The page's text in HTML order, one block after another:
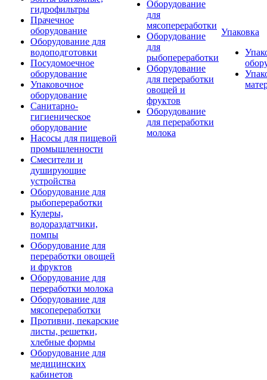
гидрофильтры
Прачечное
оборудование
Оборудование для
водоподготовки
Посудомоечное
оборудование
Упаковочное
оборудование
Санитарно-
гигиеническое
оборудование
Насосы для пищевой
промышленности
Смесители и
душирующие
устройства
Оборудование для
рыбопереработки
Кулеры,
водораздатчики,
помпы
Оборудование для
переработки овощей
и фруктов
Оборудование для
переработки молока
Оборудование для
мясопереработки
Противни, пекарские
листы, решетки,
хлебные формы
Оборудование для
медицинских
кабинетов
Оборудование
для
мясопереработки
Оборудование
для
рыбопереработки
Оборудование
для переработки
овощей и
фруктов
Оборудование
для переработки
молока
Упаковка